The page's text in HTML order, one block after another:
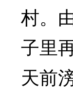
村。
子里
天前